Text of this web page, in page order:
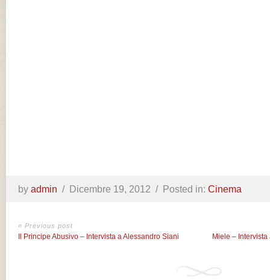
by admin / Dicembre 19, 2012 / Posted in: Cinema
« Previous post
Il Principe Abusivo – Intervista a Alessandro Siani Miele –